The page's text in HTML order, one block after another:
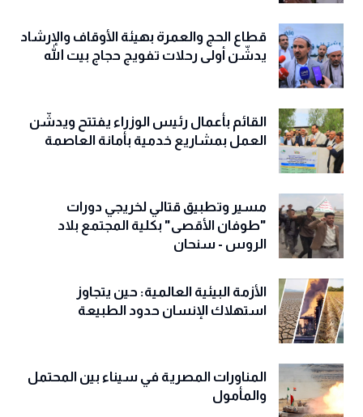
قطاع الحج والعمرة بهيئة الأوقاف والإرشاد
يدشّن أولى رحلات تفويج حجاج بيت الله
القائم بأعمال رئيس الوزراء يفتتح ويدشّن
العمل بمشاريع خدمية بأمانة العاصمة
مسير وتطبيق قتالي لخريجي دورات
"طوفان الأقصى" بكلية المجتمع بلاد
الروس - سنحان
الأزمة البيئية العالمية: حين يتجاوز
استهلاك الإنسان حدود الطبيعة
المناورات المصرية في سيناء بين المحتمل
والمأمول